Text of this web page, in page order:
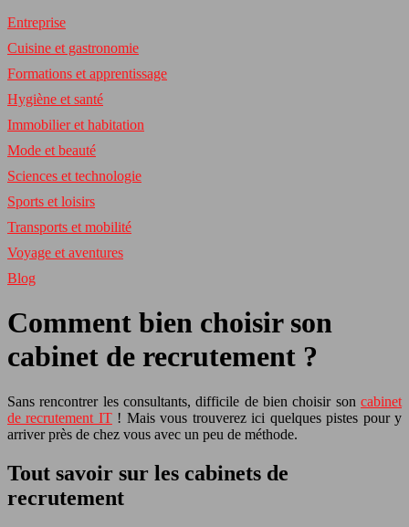
Entreprise
Cuisine et gastronomie
Formations et apprentissage
Hygiène et santé
Immobilier et habitation
Mode et beauté
Sciences et technologie
Sports et loisirs
Transports et mobilité
Voyage et aventures
Blog
Comment bien choisir son
cabinet de recrutement ?
Sans rencontrer les consultants, difficile de bien choisir son cabinet
de recrutement IT! Mais vous trouverez ici quelques pistes pour y
arriver près de chez vous avec un peu de méthode.
Tout savoir sur les cabinets de
recrutement